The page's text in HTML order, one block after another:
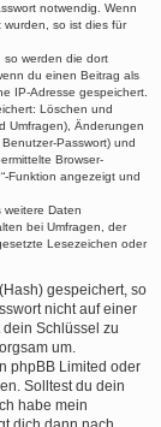
notwendig. Wenn
so ist dies für
so werden die dort
du einen Beitrag als
IP-Adresse gespeichert.
Löschen und
Umfragen), Änderungen
Passwort) und
Browser-
Funktion angezeigt und
weitere Daten
bei Umfragen, der
Lesezeichen oder
gespeichert, so
nicht auf einer
Schlüssel zu
um.
phpBB Limited oder
Solltest du dein
habe mein